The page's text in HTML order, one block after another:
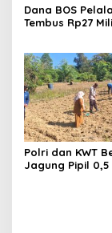
Dana BOS
Tembus Rp27
Polri dan KWT
Jagung Pipil